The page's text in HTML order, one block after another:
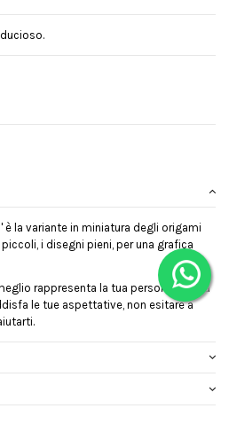
è la variante in miniatura degli origami
i disegni pieni, per una grafica
rappresenta la tua personalità, ma
le tue aspettative, non esitare a